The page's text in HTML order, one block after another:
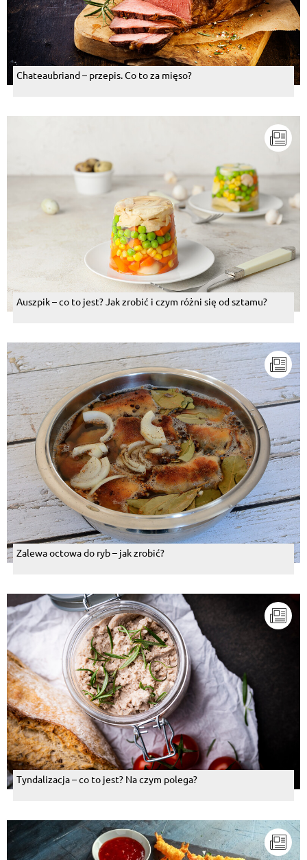
Chateaubriand – przepis. Co to za mięso?
Auszpik – co to jest? Jak zrobić i czym różni się od sztamu?
Zalewa octowa do ryb – jak zrobić?
Tyndalizacja – co to jest? Na czym polega?